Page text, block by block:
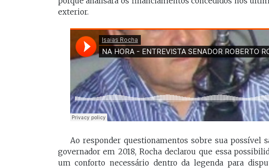
exterior.
Ao responder questionamentos sobre sua possível
governador em 2018, Rocha declarou que essa
um conforto necessário dentro da legenda para